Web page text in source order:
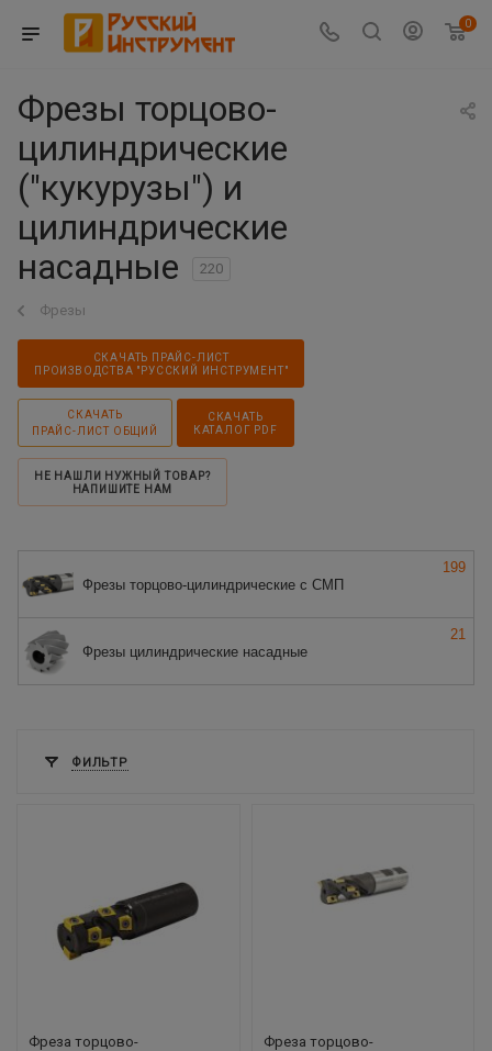
0
Фрезы торцово-
цилиндрические
("кукурузы") и
цилиндрические
насадные
220
Фрезы
СКАЧАТЬ ПРАЙС-ЛИСТ
ПРОИЗВОДСТВА "РУССКИЙ ИНСТРУМЕНТ"
СКАЧАТЬ
ПРАЙС-ЛИСТ ОБЩИЙ
СКАЧАТЬ
КАТАЛОГ PDF
НЕ НАШЛИ НУЖНЫЙ ТОВАР?
НАПИШИТЕ НАМ
Фрезы торцово-цилиндрические с СМП
199
Фрезы цилиндрические насадные
21
ФИЛЬТР
Фреза торцово-
Фреза торцово-